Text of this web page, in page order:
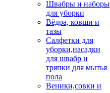
Швабры и наборы
для уборки
Вёдра, ковши и
тазы
Салфетки для
уборки,насадки
для швабр и
тряпки для мытья
пола
Веники,совки и